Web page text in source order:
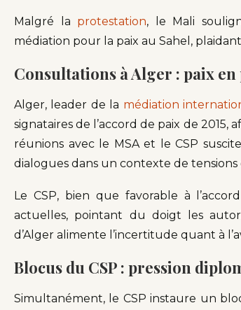
Malgré la protestation, le Mali
médiation pour la paix au Sahel,
Consultations à Alger : paix
Alger, leader de la médiation
signataires de l’accord de paix de
réunions avec le MSA et le CSP
dialogues dans un contexte de tensions
Le CSP, bien que favorable à
actuelles, pointant du doigt les
d’Alger alimente l’incertitude quant à
Blocus du CSP : pression
Simultanément, le CSP instaure un